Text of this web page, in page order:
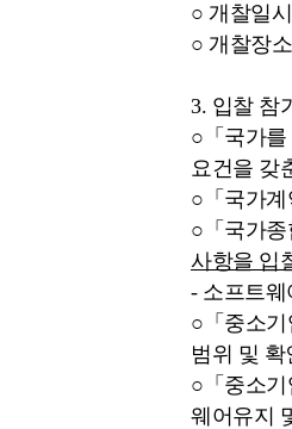
○ 개찰일
○ 개찰장
3. 입찰 참
○「국가를
요건을 갖
○「국가계
○「국가종
사항을 입
- 소프트웨
○「중소기
범위 및
○「중소기
웨어유지